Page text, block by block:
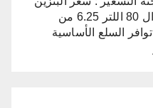
95 اللتر 8.50 92 اللتر 7.50 و ال 80 اللتر 6.25 من
السلع الأساسية